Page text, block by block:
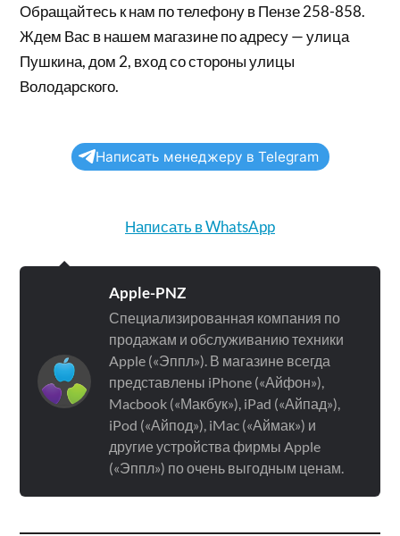
Обращайтесь к нам по телефону в Пензе 258-858.
Ждем Вас в нашем магазине по адресу — улица
Пушкина, дом 2, вход со стороны улицы
Володарского.
Написать менеджеру в Telegram
Написать в WhatsApp
Apple-PNZ
Специализированная компания по
продажам и обслуживанию техники
Apple («Эппл»). В магазине всегда
представлены iPhone («Айфон»),
Macbook («Макбук»), iPad («Айпад»),
iPod («Айпод»), iMac («Аймак») и
другие устройства фирмы Apple
(«Эппл») по очень выгодным ценам.